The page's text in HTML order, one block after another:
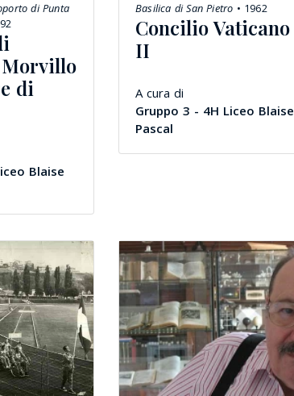
di Punta
Morvillo
di
Blaise
Basilica di San Pietro • 1962
Concilio Vaticano
II
A cura di
Gruppo 3 - 4H Liceo Blaise
Pascal